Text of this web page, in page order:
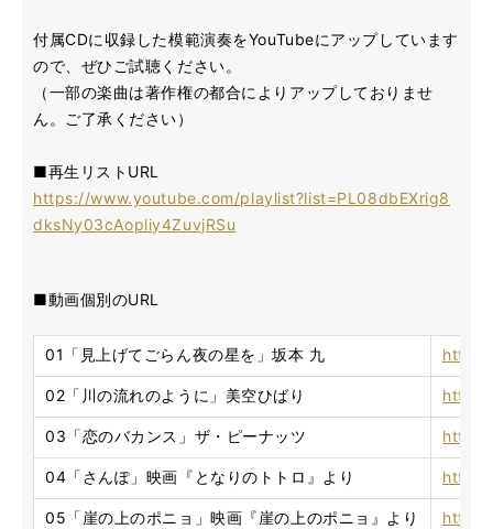
付属CDに収録した模範演奏をYouTubeにアップしています
ので、ぜひご試聴ください。
（一部の楽曲は著作権の都合によりアップしておりませ
ん。ご了承ください）
■再生リストURL
https://www.youtube.com/playlist?list=PL08dbEXrig8
dksNy03cAopliy4ZuvjRSu
■動画個別のURL
01「見上げてごらん夜の星を」坂本 九
02「川の流れのように」美空ひばり
03「恋のバカンス」ザ・ピーナッツ
04「さんぽ」映画『となりのトトロ』より
05「崖の上のポニョ」映画『崖の上のポニョ』より